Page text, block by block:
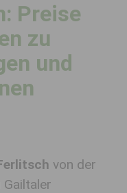
Preise
zu
und
von der